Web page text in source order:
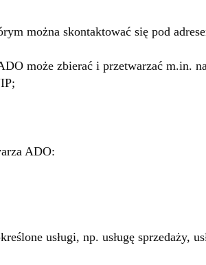
można skontaktować się pod
może zbierać i przetwarzać m.in.
ADO:
usługi, np. usługę sprzedaży,